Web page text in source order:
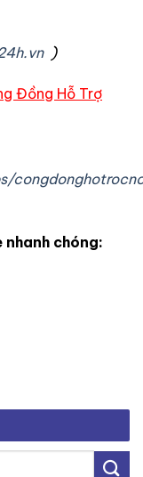
)
Đồng Hỗ Trợ
chóng: